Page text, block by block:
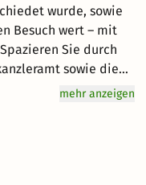
wurde, sowie
sowie die
im Bonner
mehr anzeigen